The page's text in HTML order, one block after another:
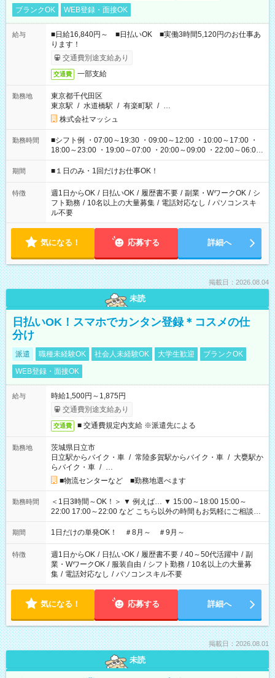
ブランクOK
WEB登録・面接OK
給与
■日給16,840円～ ■日払いOK ■実働3時間5,120円のお仕事あ
ります！
交通費別途支給あり
交通費 一部支給
勤務地
東京都千代田区
東京駅 / 水道橋駅 / 有楽町駅 / …
株式会社マッシュ
勤務時間
■シフト例 ・07:00～19:30 ・09:00～12:00 ・10:00～17:00 ・
18:00～23:00 ・19:00～07:00 ・20:00～09:00 ・22:00～06:00
etc ★最短で3時間で5,120円のお仕事から 15時間で2万円近く稼
げるお仕事も！ ご希望のお時間に合わせてご紹介！ ※シフトは
ください！
期間 ■１日のみ・1回だけお仕事OK！
特徴 週1日からOK / 日払いOK / 履歴書不要 / 副業・WワークOK / シ
フト勤務 / 10名以上の大量募集 / 電話対応なし / パソコンスキ
ル不要
気になる！ 応募する 詳細へ
掲載日：2026.08.04
未読
日払いOK！スマホでカンタン登録＊コスメの仕
分け
派遣 職種未経験OK 社会人未経験OK 大学生歓迎
ブランクOK
WEB登録・面接OK
給与
時給1,500円～1,875円
交通費別途支給あり
交通費 ■ 交通費規定内支給 ※派遣先による
勤務地
茨城県日立市
日立駅からバイク・車 / 常陸多賀駅からバイク・車 / 大甕駅か
らバイク・車 / …
■物流センターなど ■勤務地選べます
勤務時間
＜1日3時間～OK！＞ ▼ 例えば… ▼ 15:00～18:00 15:00～
22:00 17:00～22:00 など こちら以外の時間もお気軽にご相談く
ださい！
期間 1日だけの単発OK！ ＃8月～ ＃9月～
特徴 週1日からOK / 日払いOK / 履歴書不要 / 40～50代活躍中 / 副
業・WワークOK / 服装自由 / シフト勤務 / 10名以上の大量募
集 / 電話対応なし / パソコンスキル不要
気になる！ 応募する 詳細へ
掲載日：2026.08.01
未読